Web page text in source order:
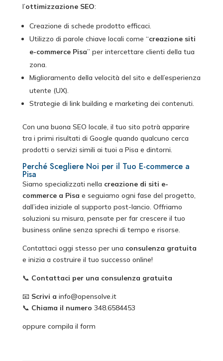
l’ottimizzazione SEO:
Creazione di schede prodotto efficaci.
Utilizzo di parole chiave locali come “creazione siti
e-commerce Pisa” per intercettare clienti della tua
zona.
Miglioramento della velocità del sito e dell’esperienza
utente (UX).
Strategie di link building e marketing dei contenuti.
Con una buona SEO locale, il tuo sito potrà apparire
tra i primi risultati di Google quando qualcuno cerca
prodotti o servizi simili ai tuoi a Pisa e dintorni.
Perché Scegliere Noi per il Tuo E-commerce a
Pisa
Siamo specializzati nella creazione di siti e-
commerce a Pisa e seguiamo ogni fase del progetto,
dall’idea iniziale al supporto post-lancio. Offriamo
soluzioni su misura, pensate per far crescere il tuo
business online senza sprechi di tempo e risorse.
Contattaci oggi stesso per una consulenza gratuita
e inizia a costruire il tuo successo online!
📞 Contattaci per una consulenza gratuita
📧 Scrivi a info@opensolve.it
📞 Chiama il numero 348.6584453
oppure compila il form